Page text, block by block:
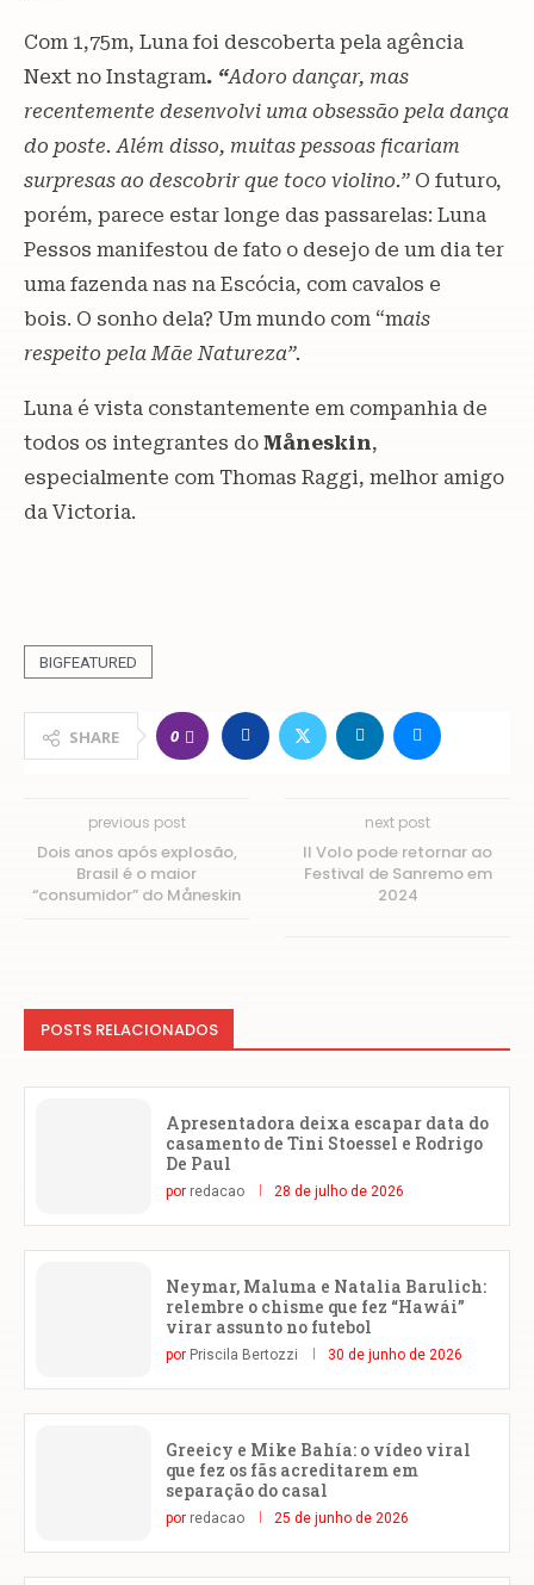
Com 1,75m, Luna foi descoberta pela agência
Next no Instagram. “Adoro dançar, mas
recentemente desenvolvi uma obsessão pela dança
do poste. Além disso, muitas pessoas ficariam
surpresas ao descobrir que toco violino.” O futuro,
porém, parece estar longe das passarelas: Luna
Pessos manifestou de fato o desejo de um dia ter
uma fazenda nas na Escócia, com cavalos e
bois. O sonho dela? Um mundo com “mais
respeito pela Mãe Natureza”.
Luna é vista constantemente em companhia de
todos os integrantes do Måneskin,
especialmente com Thomas Raggi, melhor amigo
da Victoria.
BIGFEATURED
SHARE 0
previous post
Dois anos após explosão,
Brasil é o maior
“consumidor” do Måneskin
next post
Il Volo pode retornar ao
Festival de Sanremo em
2024
POSTS RELACIONADOS
Apresentadora deixa escapar data do
casamento de Tini Stoessel e Rodrigo
De Paul
por redacao 28 de julho de 2026
Neymar, Maluma e Natalia Barulich:
relembre o chisme que fez “Hawái”
virar assunto no futebol
por Priscila Bertozzi 30 de junho de 2026
Greeicy e Mike Bahía: o vídeo viral
que fez os fãs acreditarem em
separação do casal
por redacao 25 de junho de 2026